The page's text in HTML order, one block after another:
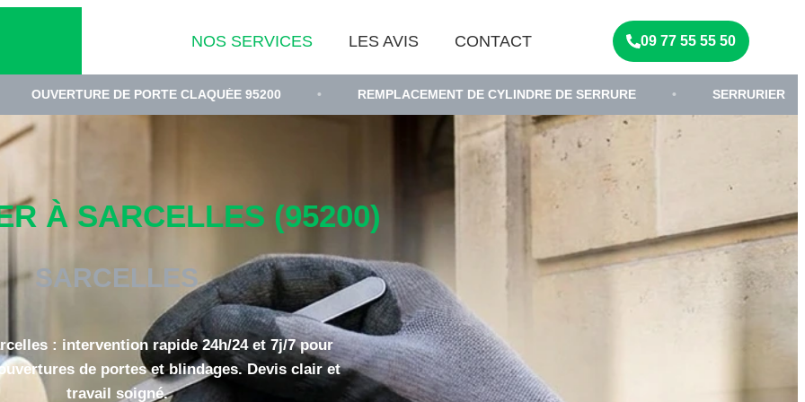
NOS SERVICES LES AVIS CONTACT 09 77 55 55 50
DE PORTE CLAQUÉE 95200 • REMPLACEMENT DE CYLINDRE DE SERRURE • SERRURIER •
À SARCELLES (95200)
SARCELLES
: intervention rapide 24h/24 et 7j/7 pour
de portes et blindages. Devis clair et
travail soigné.